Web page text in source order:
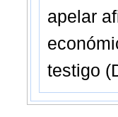
apelar
testigo